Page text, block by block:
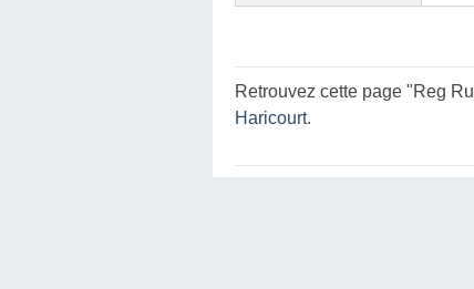
Retrouvez cette page "Reg
Haricourt.